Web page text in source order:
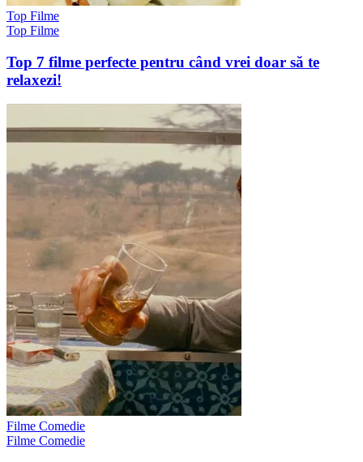
Top Filme
Top Filme
Top 7 filme perfecte pentru când vrei doar să te
relaxezi!
Filme Comedie
Filme Comedie